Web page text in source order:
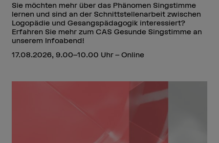
Sie möchten mehr über das Phänomen Singstimme
lernen und sind an der Schnittstellenarbeit zwischen
Logopädie und Gesangspädagogik interessiert?
Erfahren Sie mehr zum CAS Gesunde Singstimme an
unserem Infoabend!
17.08.2026, 9.00–10.00 Uhr – Online